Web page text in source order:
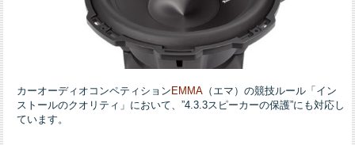
カーオーディオコンペティション EMMA （エマ）の競技ルール「イン
ストールのクオリティ」において、”4.3.3スピーカーの保護”にも対応し
ています。